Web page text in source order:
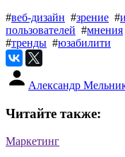
#веб-дизайн #зрение #
пользователей #мнения
#тренды #юзабилити
Александр
Читайте также:
Маркетинг